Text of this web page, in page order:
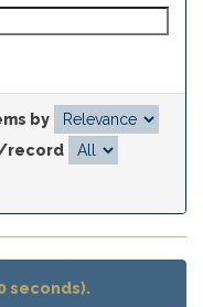
by
record
seconds).